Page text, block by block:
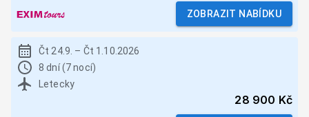
ZOBRAZIT NABÍDKU
Čt 24.9. – Čt 1.10.2026
8 dní (7 nocí)
Letecky
28 900 Kč